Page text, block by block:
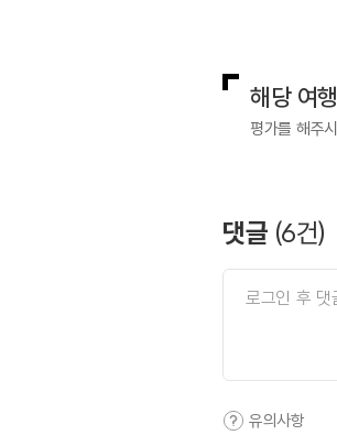
해당 여
평가를 해주
댓글 (6건)
유의사항